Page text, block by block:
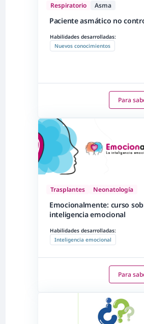
Respiratorio Asma
Paciente asmático no
Habilidades desarrolladas:
Nuevos conocimientos
Para
Trasplantes Neonatología
Emocionalmente: curso
inteligencia emocional
Habilidades desarrolladas:
Inteligencia emocional
Para